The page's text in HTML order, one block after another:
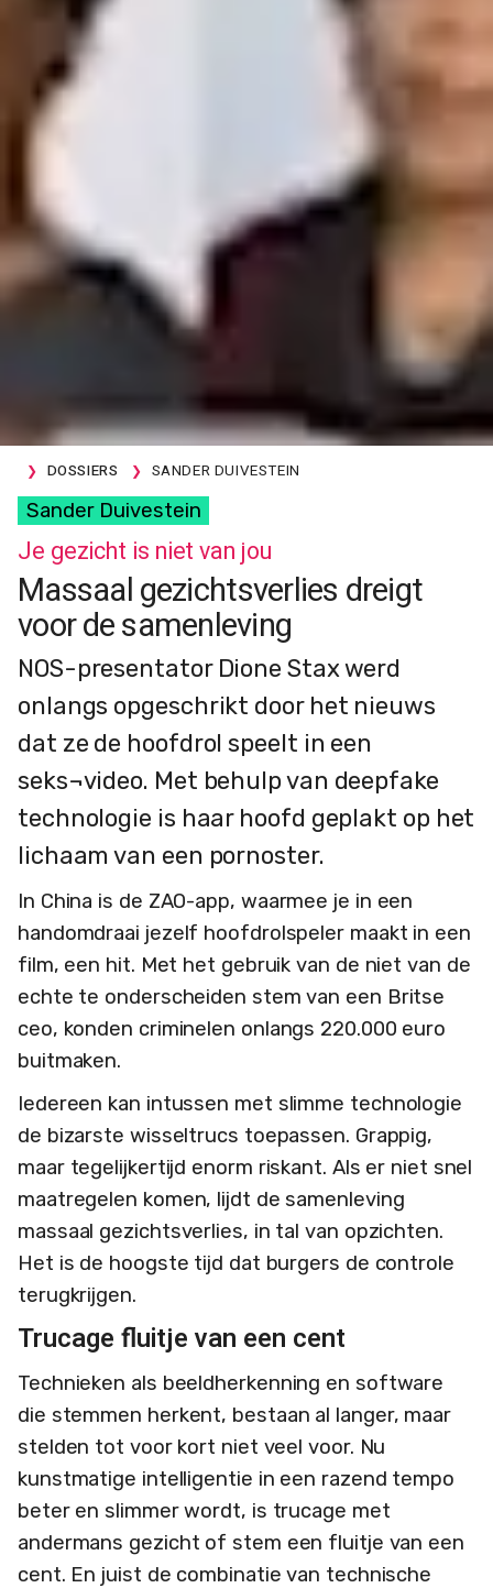
DOSSIERS SANDER DUIVESTEIN
Sander Duivestein
Je gezicht is niet van jou
Massaal gezichtsverlies dreigt
voor de samenleving
NOS-presentator Dione Stax werd
onlangs opgeschrikt door het nieuws
dat ze de hoofdrol speelt in een
seks¬video. Met behulp van deepfake
technologie is haar hoofd geplakt op het
lichaam van een pornoster.
In China is de ZAO-app, waarmee je in een
handomdraai jezelf hoofdrolspeler maakt in een
film, een hit. Met het gebruik van de niet van de
echte te onderscheiden stem van een Britse
ceo, konden criminelen onlangs 220.000 euro
buitmaken.
Iedereen kan intussen met slimme technologie
de bizarste wisseltrucs toepassen. Grappig,
maar tegelijkertijd enorm riskant. Als er niet snel
maatregelen komen, lijdt de samenleving
massaal gezichtsverlies, in tal van opzichten.
Het is de hoogste tijd dat burgers de controle
terugkrijgen.
Trucage fluitje van een cent
Technieken als beeldherkenning en software
die stemmen herkent, bestaan al langer, maar
stelden tot voor kort niet veel voor. Nu
kunstmatige intelligentie in een razend tempo
beter en slimmer wordt, is ­trucage met
andermans gezicht of stem een fluitje van een
cent. En juist de combinatie van technische